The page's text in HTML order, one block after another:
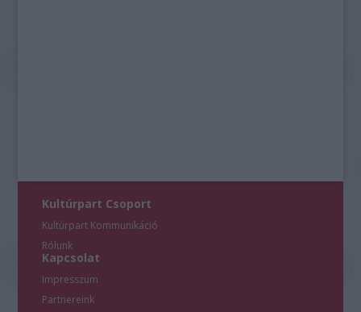
Kultúrpart Csoport
Kultúrpart Kommunikáció
Rólunk
Kapcsolat
Impresszum
Partnereink